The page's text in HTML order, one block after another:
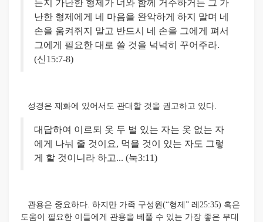
든지 가난한 형제가 너와 함께 거주하거든 그 가
난한 형제에게 네 마음을 완악하게 하지 말며 네
손을 움켜쥐지 말고 반드시 네 손을 그에게 펴서
그에게 필요한 대로 쓸 것을 넉넉히 꾸어주라.
(신15:7-8)
성경은 재화에 있어서도 관대할 것을 권고하고 있다.
대답하여 이르되 옷 두 벌 있는 자는 옷 없는 자
에게 나눠 줄 것이요, 먹을 것이 있는 자도 그렇
게 할 것이니라 하고... (눅3:11)
관용은 중요하다. 하지만 가족 구성원(“형제” 레25:35) 혹은
도움이 필요한 이들에게 관용을 베풀 수 있는 가장 좋은 무대